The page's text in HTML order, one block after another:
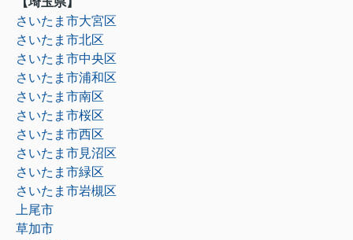
さいたま市大宮区
さいたま市北区
さいたま市中央区
さいたま市浦和区
さいたま市南区
さいたま市桜区
さいたま市西区
さいたま市見沼区
さいたま市緑区
さいたま市岩槻区
上尾市
草加市